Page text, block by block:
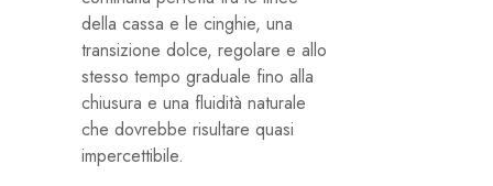
della cassa e le cinghie, una
transizione dolce, regolare e allo
stesso tempo graduale fino alla
chiusura e una fluidità naturale
che dovrebbe risultare quasi
impercettibile.